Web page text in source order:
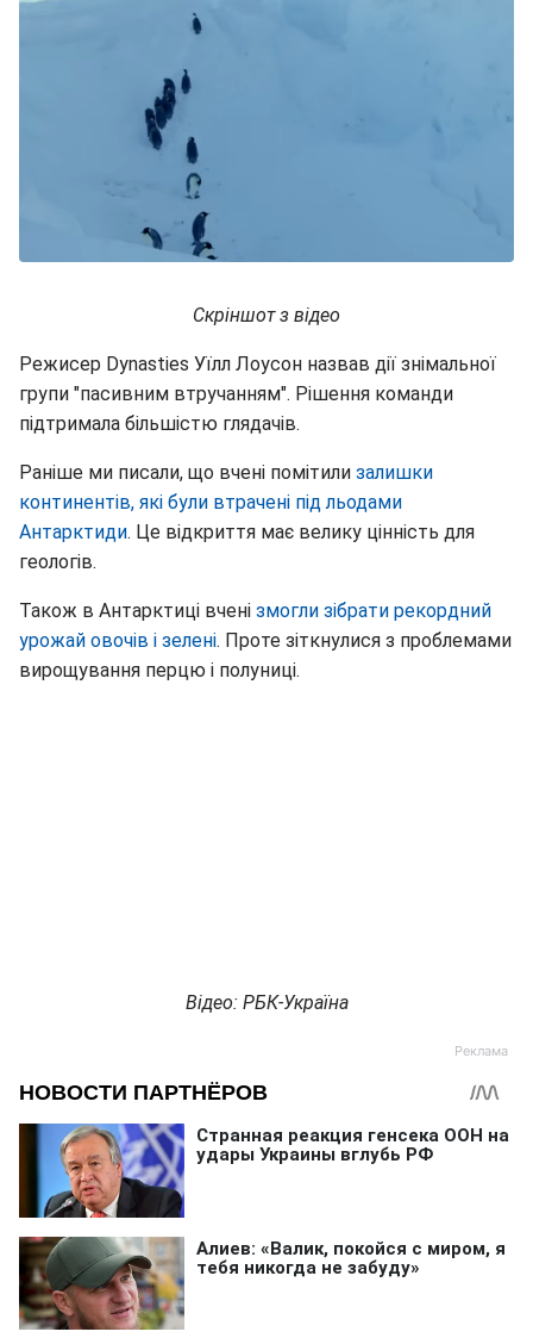
Скріншот з відео
Режисер Dynasties Уїлл Лоусон назвав дії знімальної
групи "пасивним втручанням". Рішення команди
підтримала більшістю глядачів.
Раніше ми писали, що вчені помітили залишки
континентів, які були втрачені під льодами
Антарктиди. Це відкриття має велику цінність для
геологів.
Також в Антарктиці вчені змогли зібрати рекордний
урожай овочів і зелені. Проте зіткнулися з проблемами
вирощування перцю і полуниці.
Відео: РБК-Україна